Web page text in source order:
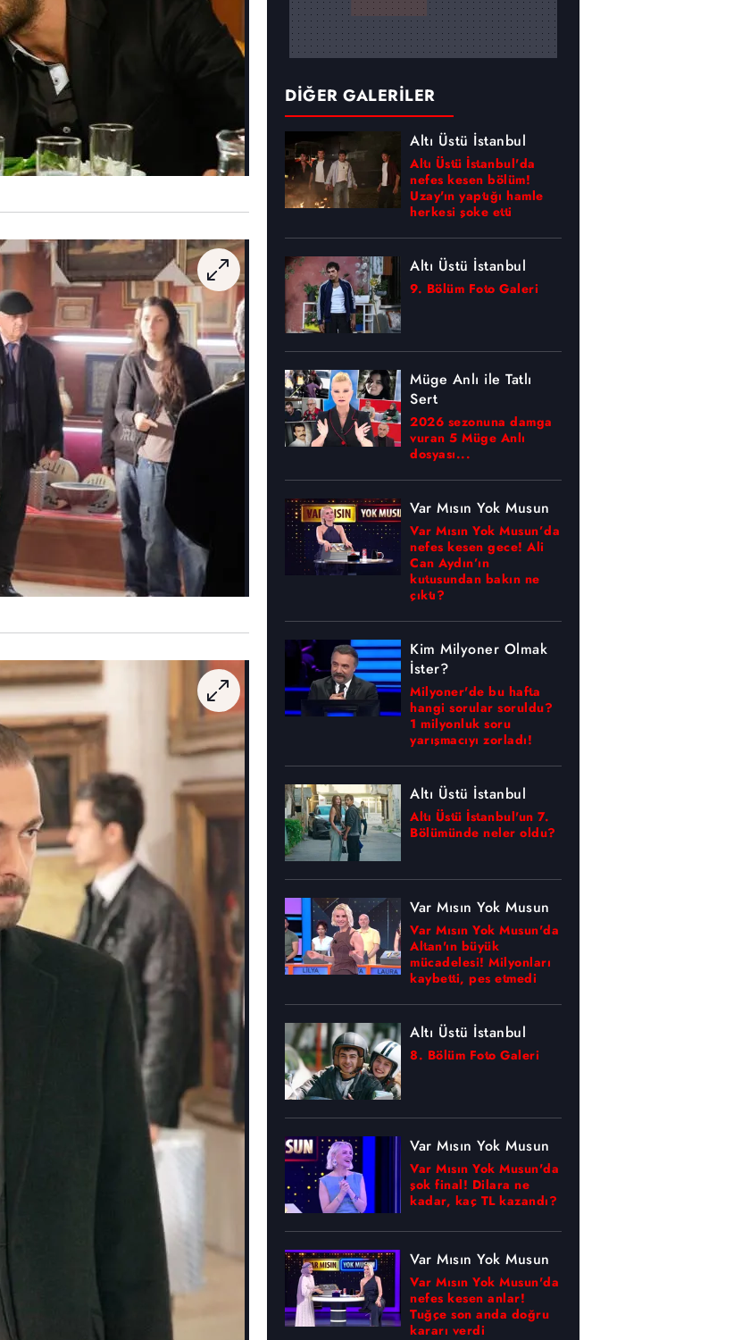
DİĞER GALERİLER
Altı Üstü İstanbul
Altı Üstü İstanbul'da
nefes kesen bölüm!
Uzay'ın yaptığı hamle
herkesi şoke etti
Altı Üstü İstanbul
9. Bölüm Foto Galeri
Müge Anlı ile Tatlı
Sert
2026 sezonuna damga
vuran 5 Müge Anlı
dosyası...
Var Mısın Yok Musun
Var Mısın Yok Musun’da
nefes kesen gece! Ali
Can Aydın’ın
kutusundan bakın ne
çıktı?
Kim Milyoner Olmak
İster?
Milyoner'de bu hafta
hangi sorular soruldu?
1 milyonluk soru
yarışmacıyı zorladı!
Altı Üstü İstanbul
Altı Üstü İstanbul'un 7.
Bölümünde neler oldu?
Var Mısın Yok Musun
Var Mısın Yok Musun'da
Altan'ın büyük
mücadelesi! Milyonları
kaybetti, pes etmedi
Altı Üstü İstanbul
8. Bölüm Foto Galeri
Var Mısın Yok Musun
Var Mısın Yok Musun'da
şok final! Dilara ne
kadar, kaç TL kazandı?
Var Mısın Yok Musun
Var Mısın Yok Musun'da
nefes kesen anlar!
Tuğçe son anda doğru
kararı verdi